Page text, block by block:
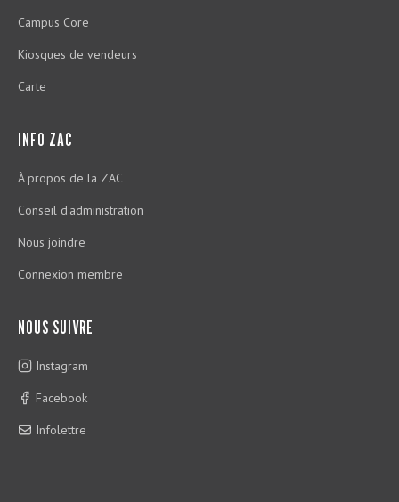
Campus Core
Kiosques de vendeurs
Carte
INFO ZAC
À propos de la ZAC
Conseil d'administration
Nous joindre
Connexion membre
NOUS SUIVRE
Instagram
Facebook
Infolettre